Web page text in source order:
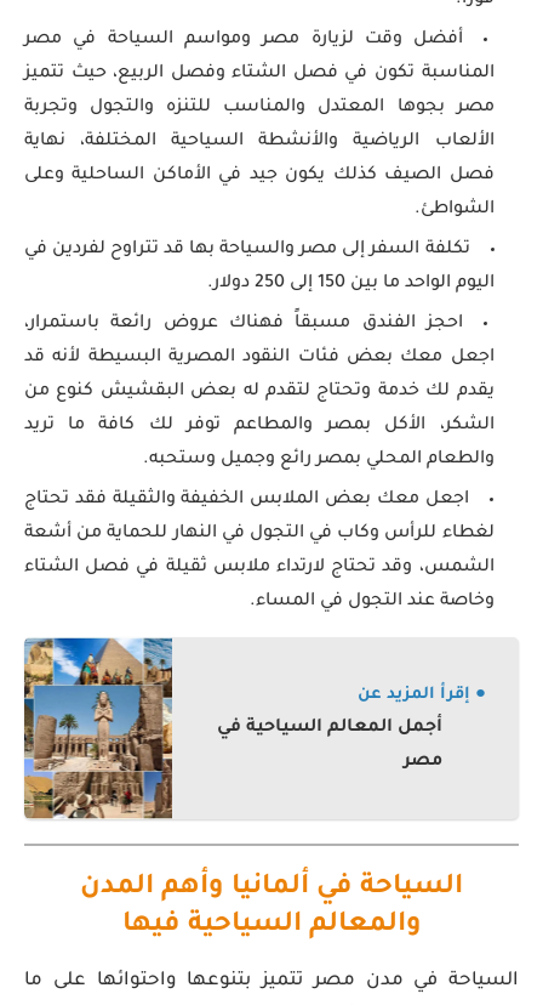
أفضل وقت لزيارة مصر ومواسم السياحة في مصر
المناسبة تكون في فصل الشتاء وفصل الربيع، حيث تتميز
مصر بجوها المعتدل والمناسب للتنزه والتجول وتجربة
الألعاب الرياضية والأنشطة السياحية المختلفة، نهاية
فصل الصيف كذلك يكون جيد في الأماكن الساحلية وعلى
الشواطئ.
تكلفة السفر إلى مصر والسياحة بها قد تتراوح لفردين في
اليوم الواحد ما بين 150 إلى 250 دولار.
احجز الفندق مسبقاً فهناك عروض رائعة باستمرار،
اجعل معك بعض فئات النقود المصرية البسيطة لأنه قد
يقدم لك خدمة وتحتاج لتقدم له بعض البقشيش كنوع من
الشكر، الأكل بمصر والمطاعم توفر لك كافة ما تريد
والطعام المحلي بمصر رائع وجميل وستحبه.
اجعل معك بعض الملابس الخفيفة والثقيلة فقد تحتاج
لغطاء للرأس وكاب في التجول في النهار للحماية من أشعة
الشمس، وقد تحتاج لارتداء ملابس ثقيلة في فصل الشتاء
وخاصة عند التجول في المساء.
● إقرأ المزيد عن
أجمل المعالم السياحية في
مصر
السياحة في ألمانيا وأهم المدن
والمعالم السياحية فيها
السياحة في مدن مصر تتميز بتنوعها واحتوائها على ما